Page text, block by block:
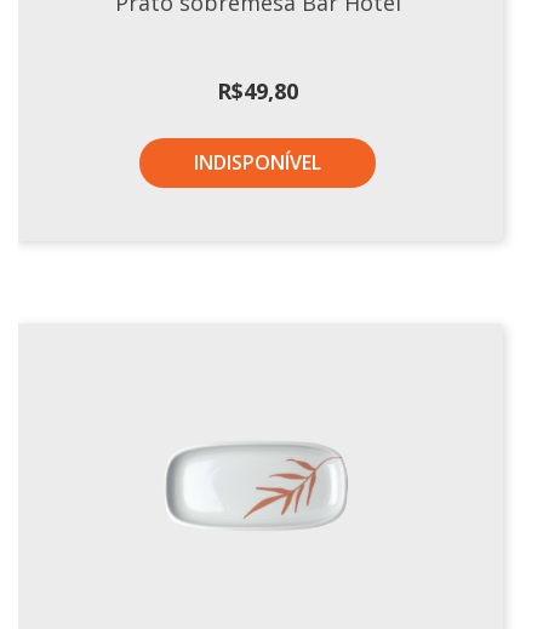
R$49,80
INDISPONÍVEL